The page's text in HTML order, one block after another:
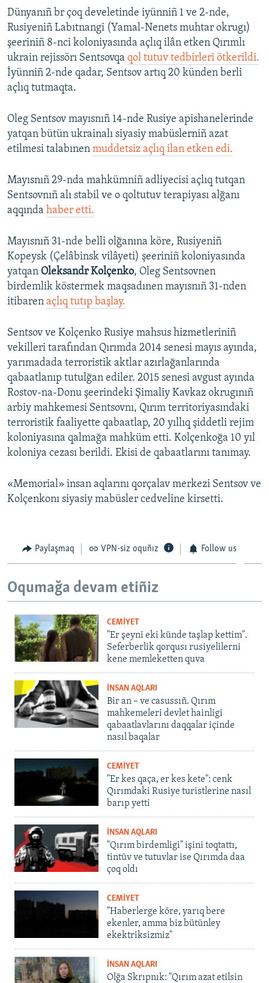
Dünyanıñ br çoq develetinde iyünniñ 1 ve 2-nde,
Rusiyeniñ Labıtnangi (Yamal-Nenets muhtar okrugı)
şeeriniñ 8-nci koloniyasında açlıq ilân etken Qırımlı
ukrain rejissörı Sentsovqa qol tutuv tedbirleri ötkerildi.
İyünniñ 2-nde qadar, Sentsov artıq 20 künden berli
açlıq tutmaqta.
Oleg Sentsov mayısnıñ 14-nde Rusiye apishanelerinde
yatqan bütün ukrainalı siyasiy mabüslerniñ azat
etilmesi talabınen muddetsiz açlıq ilan etken edi.
Mayısnıñ 29-nda mahkümniñ adliyecisi açlıq tutqan
Sentsovnıñ alı stabil ve o qoltutuv terapiyası alğanı
aqqında haber etti.
Mayısnıñ 31-nde belli olğanına köre, Rusiyeniñ
Kopeysk (Çelâbinsk vilâyeti) şeeriniñ koloniyasında
yatqan Oleksandr Kolçenko, Oleg Sentsovnen
birdemlik köstermek maqsadınen mayısnıñ 31-nden
itibaren açlıq tutıp başlay.
Sentsov ve Kolçenko Rusiye mahsus hizmetleriniñ
vekilleri tarafından Qırımda 2014 senesi mayıs ayında,
yarımadada terroristik aktlar azırlağanlarında
qabaatlanıp tutulğan ediler. 2015 senesi avgust ayında
Rostov-na-Donu şeerindeki Şimaliy Kavkaz okrugınıñ
arbiy mahkemesi Sentsovnı, Qırım territoriyasındaki
terroristik faaliyette qabaatlap, 20 yıllıq şiddetli rejim
koloniyasına qalmağa mahküm etti. Kolçenkoğa 10 yıl
koloniya cezası berildi. Ekisi de qabaatlarını tanımay.
«Memorial» insan aqlarını qorçalav merkezi Sentsov ve
Kolçenkonı siyasiy mabüsler cedveline kirsetti.
Paylaşmaq VPN-siz oquñız Follow us
Oqumağa devam etiñiz
CEMİYET
"Er şeyni eki künde taşlap kettim".
Seferberlik qorqusı rusiyelilerni
kene memleketten quva
İNSAN AQLARI
Bir an – ve casussıñ. Qırım
mahkemeleri devlet hainligi
qabaatlavlarını daqqalar içinde
nasıl baqalar
CEMİYET
"Er kes qaça, er kes kete": cenk
Qırımdaki Rusiye turistlerine nasıl
barıp yetti
İNSAN AQLARI
"Qırım birdemligi" işini toqtattı,
tintüv ve tutuvlar ise Qırımda daa
çoq oldı
CEMİYET
"Haberlerge köre, yarıq bere
ekenler, amma biz bütünley
ekektriksizmiz"
İNSAN AQLARI
Olğa Skrıpnık: "Qırım azat etilsin